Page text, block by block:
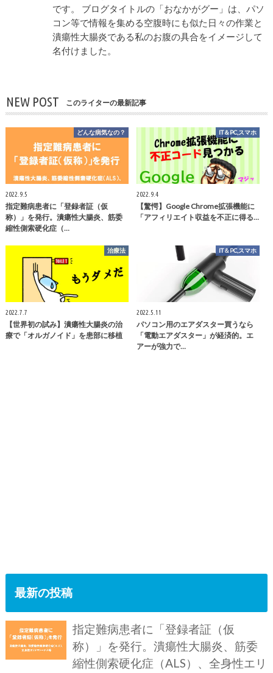
です。 ブログタイトルの「おなかがグー」は、パソ
コン等で情報を集める空腹時にも似た日々の作業と
潰瘍性大腸炎である私のお腹の具合をイメージして
名付けました。
NEW POST このライターの最新記事
どんな病気なの？
2022.9.5
指定難病患者に「登録者証（仮
称）」を発行。潰瘍性大腸炎、筋委
縮性側索硬化症（…
IT＆PC,スマホ
2022.9.4
【驚愕】Google Chrome拡張機能に
「アフィリエイト収益を不正に得る…
治療法
2022.7.7
【世界初の試み】潰瘍性大腸炎の治
療で「オルガノイド」を患部に移植
IT＆PC,スマホ
2022.5.11
パソコン用のエアダスター買うなら
「電動エアダスター」が経済的。エ
アーが強力で…
最新の投稿
指定難病患者に「登録者証（仮
称）」を発行。潰瘍性大腸炎、筋委
縮性側索硬化症（ALS）、全身性エリ